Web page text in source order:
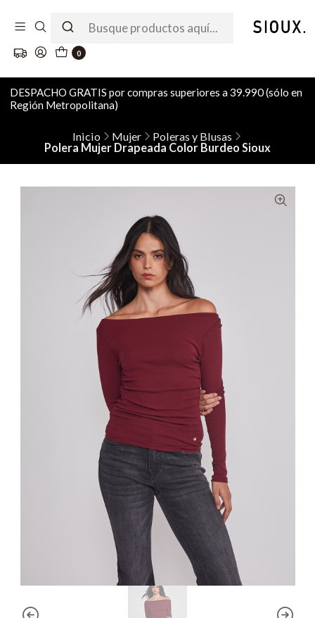
0
DESPACHO GRATIS por compras superiores a 39.990 (sólo en
Región Metropolitana)
Inicio Mujer
Poleras y Blusas
Polera Mujer Drapeada Color Burdeo Sioux